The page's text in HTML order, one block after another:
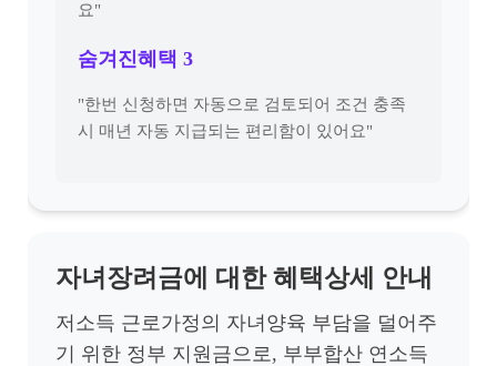
요"
숨겨진혜택 3
"한번 신청하면 자동으로 검토되어 조건 충족
시 매년 자동 지급되는 편리함이 있어요"
자녀장려금에 대한 혜택상세 안내
저소득 근로가정의 자녀양육 부담을 덜어주
기 위한 정부 지원금으로, 부부합산 연소득